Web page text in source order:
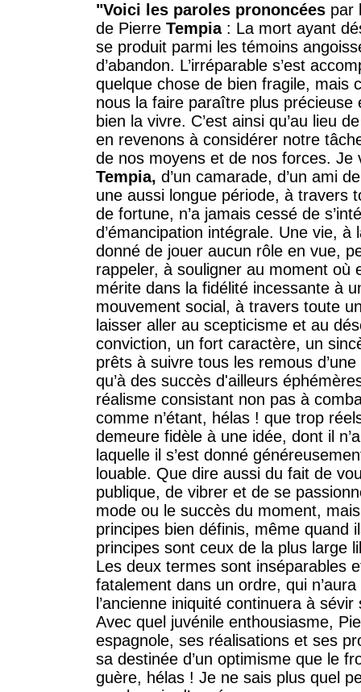
"Voici les paroles prononcées par
de Pierre Tempia: La mort ayant
se produit parmi les témoins
d’abandon. L’irréparable s’est
quelque chose de bien fragile, mais
nous la faire paraître plus
bien la vivre. C’est ainsi qu’au lieu
en revenons à considérer notre
de nos moyens et de nos forces. Je
Tempia, d’un camarade, d’un ami
une aussi longue période, à travers
de fortune, n’a jamais cessé de
d’émancipation intégrale. Une vie, à
donné de jouer aucun rôle en vue,
rappeler, à souligner au moment où
mérite dans la fidélité incessante à
mouvement social, à travers toute
laisser aller au scepticisme et au
conviction, un fort caractère, un
prêts à suivre tous les remous
qu’à des succès d'ailleurs
réalisme consistant non pas à
comme n’étant, hélas ! que trop
demeure fidèle à une idée, dont il
laquelle il s’est donné
louable. Que dire aussi du fait de
publique, de vibrer et de se
mode ou le succès du moment,
principes bien définis, même quand
principes sont ceux de la plus large
Les deux termes sont inséparables
fatalement dans un ordre, qui
l’ancienne iniquité continuera à
Avec quel juvénile enthousiasme,
espagnole, ses réalisations et ses
sa destinée d’un optimisme que le
guère, hélas ! Je ne sais plus quel